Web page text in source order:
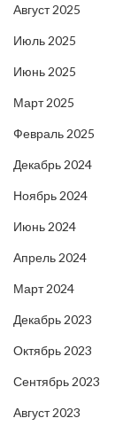
Август 2025
Июль 2025
Июнь 2025
Март 2025
Февраль 2025
Декабрь 2024
Ноябрь 2024
Июнь 2024
Апрель 2024
Март 2024
Декабрь 2023
Октябрь 2023
Сентябрь 2023
Август 2023